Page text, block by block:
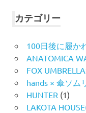
カテゴリー
100日後に履か
ANATOMICA
FOX
hands × 傘ソム
HUNTER (1)
LAKOTA